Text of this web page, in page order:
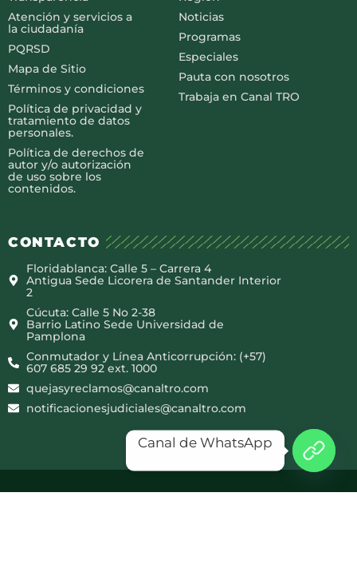
Atención y servicios a
la ciudadanía
PQRSD
Mapa de Sitio
Términos y condiciones
Política de privacidad y
tratamiento de datos
personales.
Política de derechos de
autor y/o autorización
de uso sobre los
contenidos.
Noticias
Programas
Especiales
Pauta con nosotros
Trabaja en Canal TRO
CONTACTO
Floridablanca: Calle 5 – Carrera 4
Antigua Sede Licorera de Santander Interior
2
Cúcuta: Calle 5 No 2-38
Barrio Latino Sede Universidad de
Pamplona
Conmutador y Línea Anticorrupción: (+57)
607 685 29 92 ext. 1000
quejasyreclamos@canaltro.com
notificacionesjudiciales@canaltro.com
Canal de WhatsApp